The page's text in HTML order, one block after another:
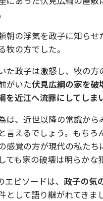
朝の浮気を政子に知らせ
牧の方でした。
た政子は激怒し、牧の方
がいた伏見広綱の家を破
を近江へ流罪にしてしま
は、近世以降の常識から
言えるでしょう。もちろ
感覚の方が現代の私たち
ても家の破壊は明らかな
エピソードは、 政子の気
として語り継がれてき